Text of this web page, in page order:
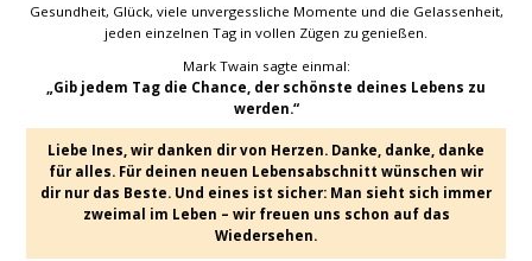
Gesundheit, Glück, viele unvergessliche Momente und die Gelassenheit,
jeden einzelnen Tag in vollen Zügen zu genießen.
Mark Twain sagte einmal:
„Gib jedem Tag die Chance, der schönste deines Lebens zu
werden.“
Liebe Ines, wir danken dir von Herzen. Danke, danke, danke
für alles. Für deinen neuen Lebensabschnitt wünschen wir
dir nur das Beste. Und eines ist sicher: Man sieht sich immer
zweimal im Leben – wir freuen uns schon auf das
Wiedersehen.